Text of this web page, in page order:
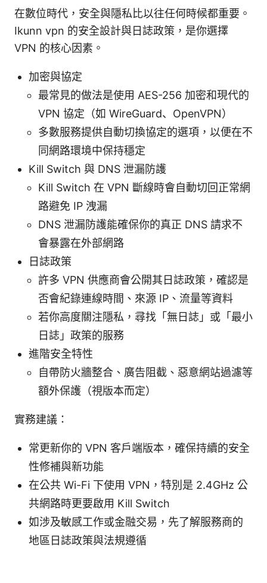
在數位時代，安全與隱私比以往任何時候都重要。
Ikunn vpn 的安全設計與日誌政策，是你選擇
VPN 的核心因素。
加密與協定
最常見的做法是使用 AES-256 加密和現代的
VPN 協定（如 WireGuard、OpenVPN）
多數服務提供自動切換協定的選項，以便在不
同網路環境中保持穩定
Kill Switch 與 DNS 泄漏防護
Kill Switch 在 VPN 斷線時會自動切回正常網
路避免 IP 洩漏
DNS 泄漏防護能確保你的真正 DNS 請求不
會暴露在外部網路
日誌政策
許多 VPN 供應商會公開其日誌政策，確認是
否會紀錄連線時間、來源 IP、流量等資料
若你高度關注隱私，尋找「無日誌」或「最小
日誌」政策的服務
進階安全特性
自帶防火牆整合、廣告阻截、惡意網站過濾等
額外保護（視版本而定）
實務建議：
常更新你的 VPN 客戶端版本，確保持續的安全
性修補與新功能
在公共 Wi-Fi 下使用 VPN，特別是 2.4GHz 公
共網路時更要啟用 Kill Switch
如涉及敏感工作或金融交易，先了解服務商的
地區日誌政策與法規遵循